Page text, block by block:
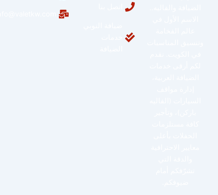
اتصل بنا
خدمات
info@valetkw.com